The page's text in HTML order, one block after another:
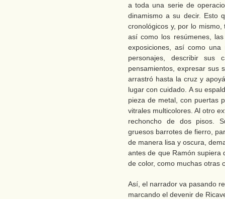
a toda una serie de
dinamismo a su decir. Esto
cronológicos y, por lo
así como los resúmenes,
exposiciones, así como
personajes, describir sus
pensamientos, expresar sus
arrastró hasta la cruz y
lugar con cuidado. A su
pieza de metal, con puertas
vitrales multicolores. Al otro
rechoncho de dos pisos.
gruesos barrotes de fierro,
de manera lisa y oscura,
antes de que Ramón supiera
de color, como muchas otras
Así, el narrador va pasando
marcando el devenir de